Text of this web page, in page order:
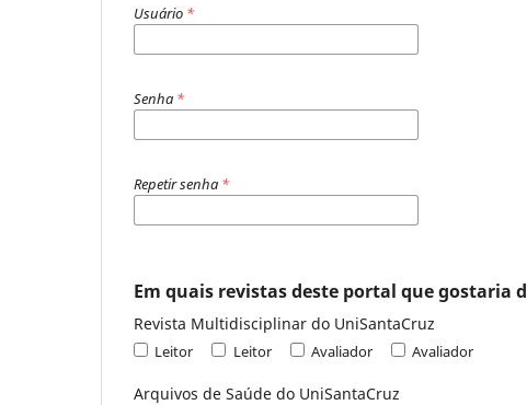
Usuário *
Senha *
Repetir senha *
Em quais revistas deste portal que gostaria
Revista Multidisciplinar do UniSantaCruz
Leitor Leitor Avaliador Avaliador
Arquivos de Saúde do UniSantaCruz